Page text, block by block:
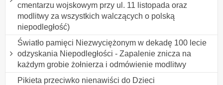
cmentarzu wojskowym przy ul. 11 listopada oraz
modlitwy za wszystkich walczących o polską
niepodległość)
Światło pamięci Niezwyciężonym w dekadę 100 lecie
odzyskania Niepodległości - Zapalenie znicza na
każdym grobie żołnierza i odmówienie modlitwy
Pikieta przeciwko nienawiści do Dzieci